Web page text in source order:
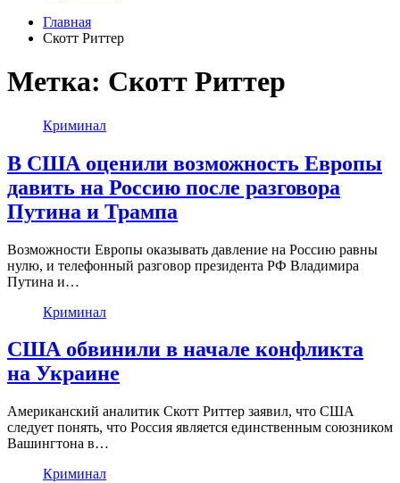
Главная
Скотт Риттер
Метка: Скотт Риттер
Криминал
В США оценили возможность Европы
давить на Россию после разговора
Путина и Трампа
Возможности Европы оказывать давление на Россию равны
нулю, и телефонный разговор президента РФ Владимира
Путина и…
Криминал
США обвинили в начале конфликта
на Украине
Американский аналитик Скотт Риттер заявил, что США
следует понять, что Россия является единственным союзником
Вашингтона в…
Криминал